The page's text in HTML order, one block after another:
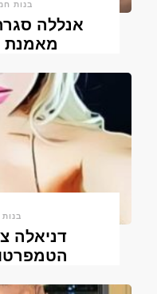
בנות
אנללה
מאמנת
דניאלה